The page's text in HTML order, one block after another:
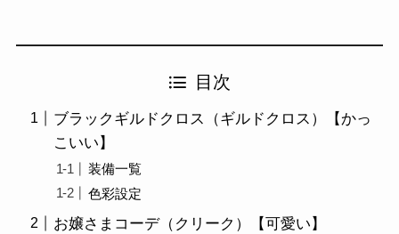
目次
ブラックギルドクロス（ギルドクロス）【かっ
こいい】
装備一覧
色彩設定
お嬢さまコーデ（クリーク）【可愛い】